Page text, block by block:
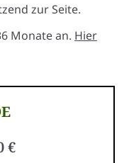
zur Seite.
Monate an. Hier
€